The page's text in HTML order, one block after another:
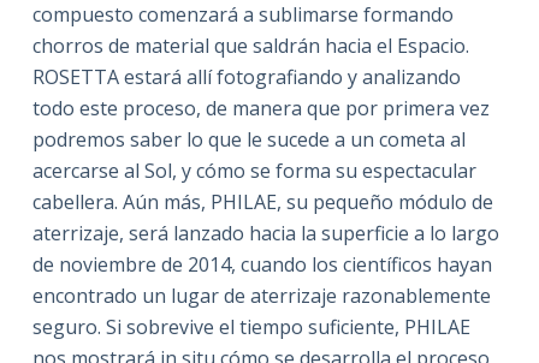
compuesto comenzará a sublimarse formando
chorros de material que saldrán hacia el Espacio.
ROSETTA estará allí fotografiando y analizando
todo este proceso, de manera que por primera vez
podremos saber lo que le sucede a un cometa al
acercarse al Sol, y cómo se forma su espectacular
cabellera. Aún más, PHILAE, su pequeño módulo de
aterrizaje, será lanzado hacia la superficie a lo largo
de noviembre de 2014, cuando los científicos hayan
encontrado un lugar de aterrizaje razonablemente
seguro. Si sobrevive el tiempo suficiente, PHILAE